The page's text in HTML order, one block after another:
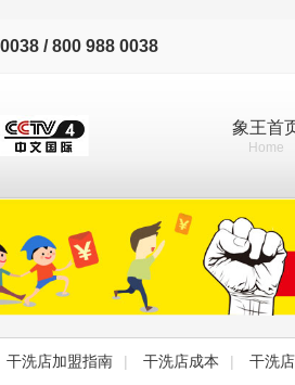
/ 800 988 0038
象王首
Home
干洗店加盟指南 | 干洗店成本 | 干洗